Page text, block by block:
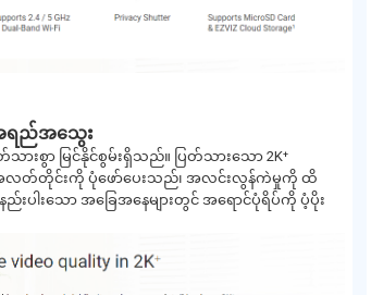
ရည်အသွေး
းစွာ မြင်နိုင်စွမ်းရှိသည်။ ပြတ်သားသော 2K⁺
လတ်တိုင်းကို ပုံဖော်ပေးသည်၊ အလင်းလွန်ကဲမှုကို ထိ
းပါးသော အခြေအနေများတွင် အရောင်ပုံရိပ်ကို ပံ့ပိုး